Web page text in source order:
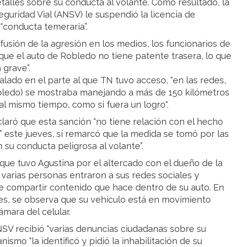
sobre su conducta al volante. Como resultado, la
Vial (ANSV) le suspendió la licencia de
temeraria”.
de la agresión en los medios, los funcionarios de
el auto de Robledo no tiene patente trasera, lo que
en el parte al que TN tuvo acceso, “en las redes,
se mostraba manejando a más de 150 kilómetros
mismo tiempo, como si fuera un logro".
que esta sanción “no tiene relación con el hecho
este jueves, sí remarcó que la medida se tomó por las
su conducta peligrosa al volante”.
tuvo Agustina por el altercado con el dueño de la
personas entraron a sus redes sociales y
compartir contenido que hace dentro de su auto. En
se observa que su vehículo está en movimiento
del celular.
recibió “varias denuncias ciudadanas sobre su
“la identificó y pidió la inhabilitación de su